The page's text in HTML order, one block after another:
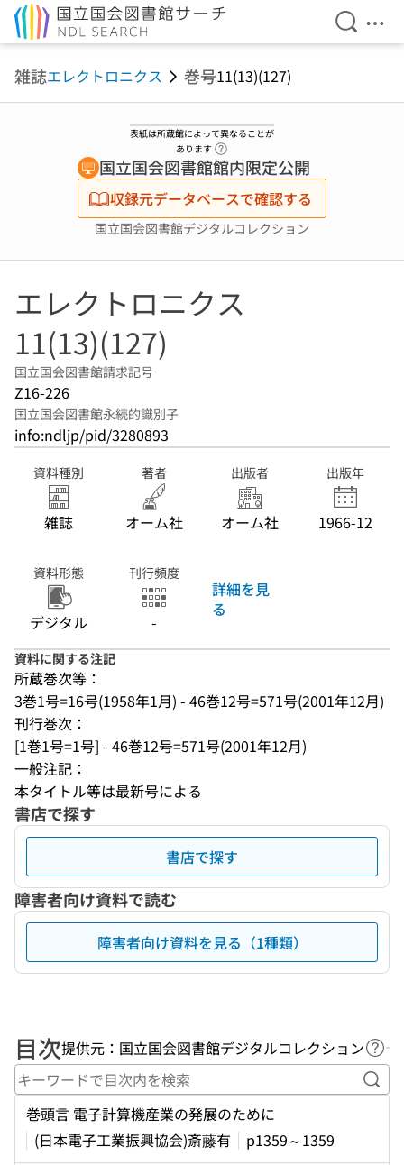
検索を
メ
雑誌エレクトロニクス 巻号11(13)(127)
表紙は所蔵館によって異なることが
あります
国立国会図書館館内限定公開
収録元データベースで確認する
国立国会図書館デジタルコレクション
エレクトロニクス
11(13)(127)
国立国会図書館請求記号
Z16-226
国立国会図書館永続的識別子
info:ndljp/pid/3280893
資料種別
雑誌
著者
オーム社
出版者
オーム社
出版年
1966-12
資料形態
デジタル
刊行頻度
-
詳細を見
る
資料に関する注記
所蔵巻次等：
3巻1号=16号(1958年1月) - 46巻12号=571号(2001年12月)
刊行巻次：
[1巻1号=1号] - 46巻12号=571号(2001年12月)
一般注記：
本タイトル等は最新号による
書店で探す
書店で探す
障害者向け資料で読む
障害者向け資料を見る（1種類）
目次提供元：国立国会図書館デジタルコレクション ヘ
キ
巻頭言 電子計算機産業の発展のために
(日本電子工業振興協会)斎藤有
p1359～1359